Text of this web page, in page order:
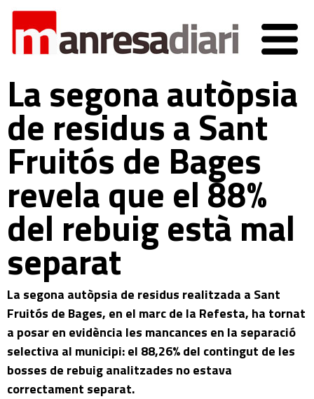
La segona autòpsia
de residus a Sant
Fruitós de Bages
revela que el 88%
del rebuig està mal
separat
La segona autòpsia de residus realitzada a Sant
Fruitós de Bages, en el marc de la Refesta, ha tornat
a posar en evidència les mancances en la separació
selectiva al municipi: el 88,26% del contingut de les
bosses de rebuig analitzades no estava
correctament separat.